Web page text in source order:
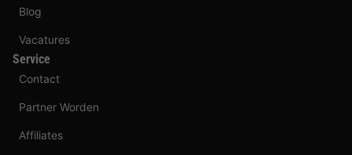
Blog
Vacatures
Service
Contact
Partner Worden
Affiliates